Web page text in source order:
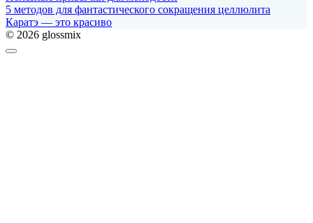
5 методов для фантастического сокращения целлюлита
Каратэ — это красиво
© 2026 glossmix